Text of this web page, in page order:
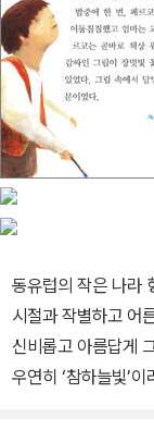
동유럽의 작은 나라
시절과 작별하고 어
신비롭고 아름답게
우연히 ‘참하늘빛’